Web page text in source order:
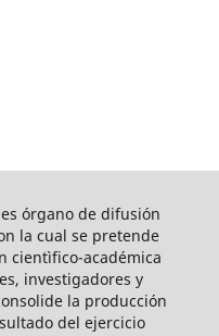
es órgano de difusión
la cual se pretende
cientìfico-académica
investigadores y
la producción
del ejercicio